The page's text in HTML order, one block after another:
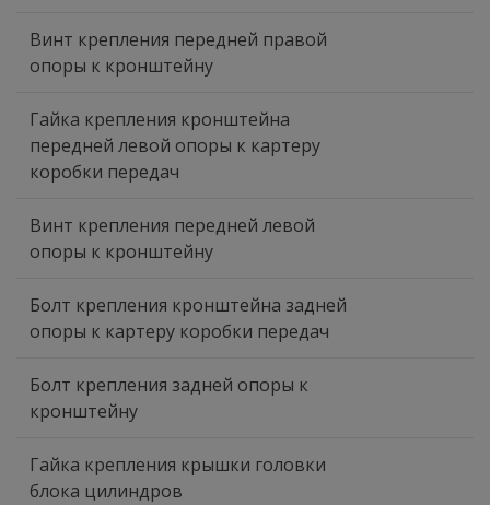
Винт крепления передней правой
опоры к кронштейну
Гайка крепления кронштейна
передней левой опоры к картеру
коробки передач
Винт крепления передней левой
опоры к кронштейну
Болт крепления кронштейна задней
опоры к картеру коробки передач
Болт крепления задней опоры к
кронштейну
Гайка крепления крышки головки
блока цилиндров